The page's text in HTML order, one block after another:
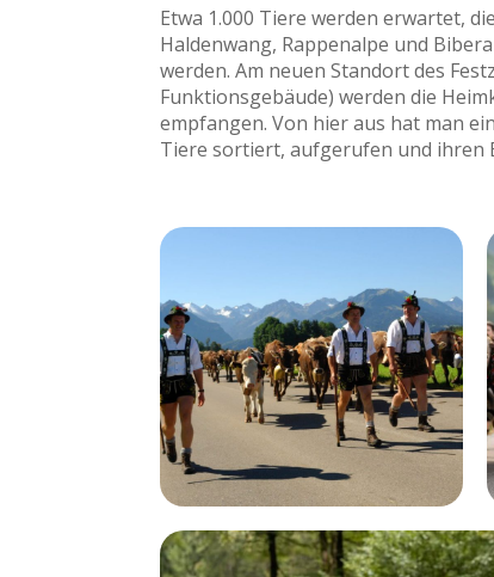
Etwa 1.000 Tiere werden erwartet,
Haldenwang, Rappenalpe und
werden. Am neuen Standort des
Funktionsgebäude) werden die
empfangen. Von hier aus hat man
Tiere sortiert, aufgerufen und ihren